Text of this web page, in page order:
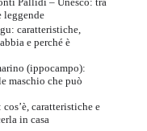
leggende
caratteristiche,
e perché è
(ippocampo):
maschio che può
caratteristiche e
in casa